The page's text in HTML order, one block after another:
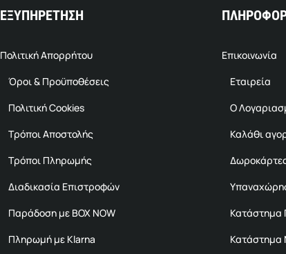
ΕΞΥΠΗΡΕΤΗΣΗ
Πολιτική Απορρήτου
Όροι & Προϋποθέσεις
Πολιτική Cookies
Τρόποι Αποστολής
Τρόποι Πληρωμής
Διαδικασία Επιστροφών
Παράδοση με BOX NOW
Πληρωμή με Klarna
Επικοινωνία
Εταιρεία
Ο
Καλάθι
Κατάστημα
Κατάστημα